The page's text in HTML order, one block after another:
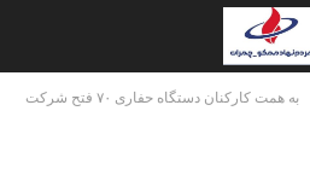
به همت کارکنان دستگاه حفاری ۷۰ فتح شرکت